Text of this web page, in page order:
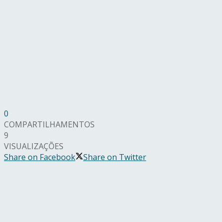
0
COMPARTILHAMENTOS
9
VISUALIZAÇÕES
Share on Facebook
Share on Twitter